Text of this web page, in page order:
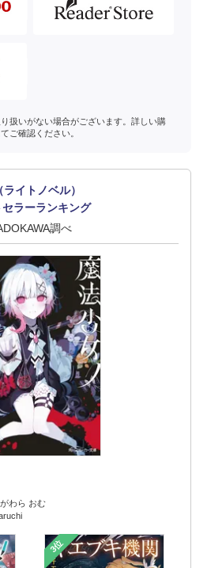
扱いがない場合がございます。詳しい購
ご確認ください。
ライトノベル）
ラーランキング
調べ
わら おむ
3位